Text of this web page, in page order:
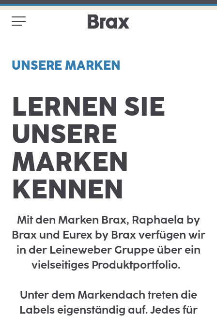
UNSERE MARKEN
LERNEN SIE
UNSERE
MARKEN
KENNEN
Mit den Marken Brax, Raphaela by
Brax und Eurex by Brax verfügen wir
in der Leineweber Gruppe über ein
vielseitiges Produktportfolio.
Unter dem Markendach treten die
Labels eigenständig auf. Jedes für